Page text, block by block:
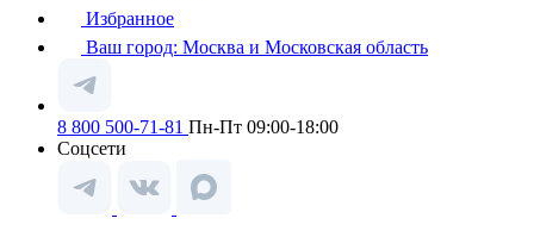
Избранное
Ваш город: Москва и Московская область
8 800 500-71-81 Пн-Пт 09:00-18:00
Соцсети